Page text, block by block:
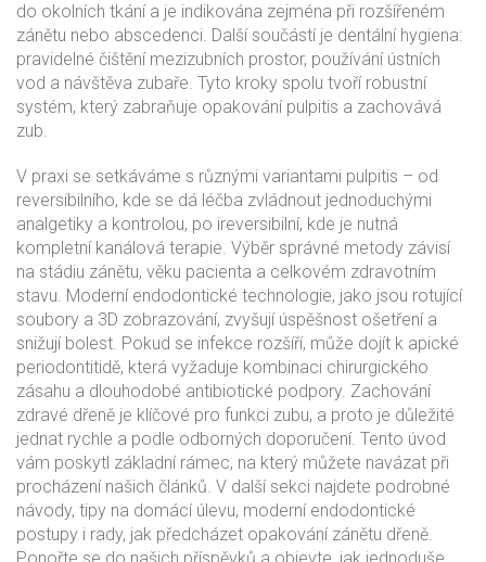
do okolních tkání a je indikována zejména při rozšířeném
zánětu nebo abscedenci. Další součástí je dentální hygiena:
pravidelné čištění mezizubních prostor, používání ústních
vod a návštěva zubaře. Tyto kroky spolu tvoří robustní
systém, který zabraňuje opakování pulpitis a zachovává
zub.
V praxi se setkáváme s různými variantami pulpitis – od
reversibilního, kde se dá léčba zvládnout jednoduchými
analgetiky a kontrolou, po ireversibilní, kde je nutná
kompletní kanálová terapie. Výběr správné metody závisí
na stádiu zánětu, věku pacienta a celkovém zdravotním
stavu. Moderní endodontické technologie, jako jsou rotující
soubory a 3D zobrazování, zvyšují úspěšnost ošetření a
snižují bolest. Pokud se infekce rozšíří, může dojít k apické
periodontitidě, která vyžaduje kombinaci chirurgického
zásahu a dlouhodobé antibiotické podpory. Zachování
zdravé dřeně je klíčové pro funkci zubu, a proto je důležité
jednat rychle a podle odborných doporučení. Tento úvod
vám poskytl základní rámec, na který můžete navázat při
procházení našich článků. V další sekci najdete podrobné
návody, tipy na domácí úlevu, moderní endodontické
postupy i rady, jak předcházet opakování zánětu dřeně.